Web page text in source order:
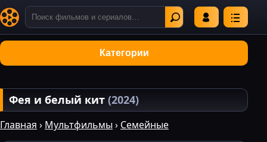
Категории
Фея и белый кит (2024)
Главная › Мультфильмы › Семейные